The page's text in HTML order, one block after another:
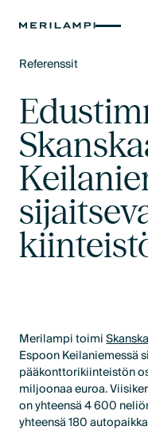
Referenssit
Merilampi toimi
Espoon Keilaniemessä
pääkonttorikiinteistön
miljoonaa euroa.
on yhteensä 4 600
yhteensä 180